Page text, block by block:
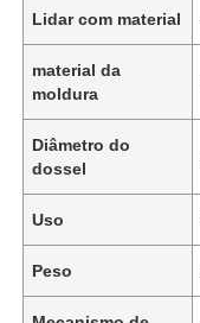
Lidar com material
material da
moldura
Diâmetro do
dossel
Uso
Peso